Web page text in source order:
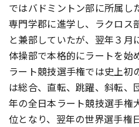
ではバドミントン部に所属し
専門学郡に進学し、ラクロス
と兼部していたが、翌年３月
体操部で本格的にラートを始
ラート競技選手権では史上初
は総合、直転、跳躍、斜転、
年の全日本ラート競技選手権
位となり、翌年の世界選手権